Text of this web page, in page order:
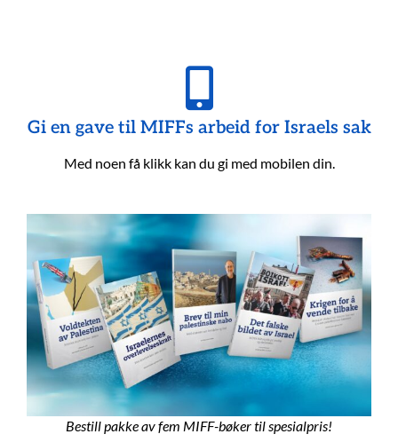
Gi en gave til MIFFs arbeid for Israels sak
Med noen få klikk kan du gi med mobilen din.
Bestill pakke av fem MIFF-bøker til spesialpris!